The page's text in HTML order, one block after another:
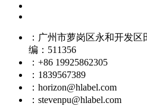
：广州市萝岗区永和开发
编：511356
：+86 19925862305
：1839567389
：horizon@hlabel.com
：stevenpu@hlabel.com